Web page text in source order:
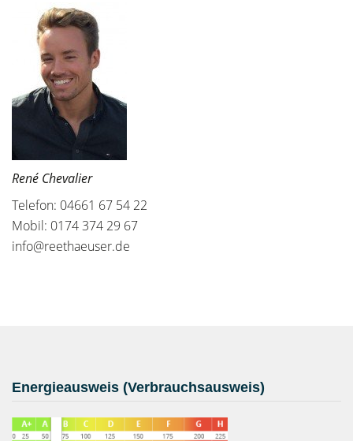
René Chevalier
Telefon: 04661 67 54 22
Mobil: 0174 374 29 67
info@reethaeuser.de
Energieausweis (Verbrauchsausweis)